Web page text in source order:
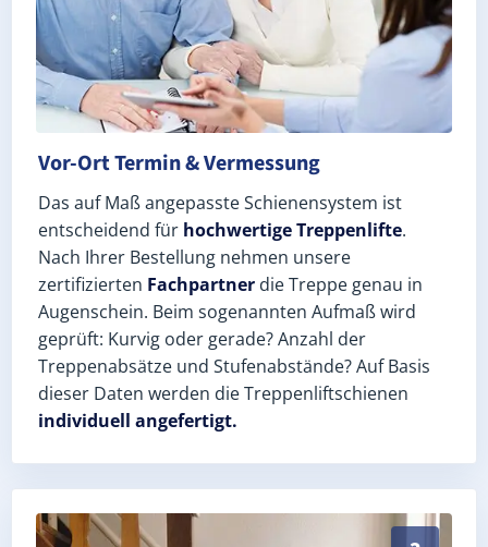
Vor-Ort Termin & Vermessung
Das auf Maß angepasste Schienensystem ist
entscheidend für hochwertige Treppenlifte.
Nach Ihrer Bestellung nehmen unsere
zertifizierten Fachpartner die Treppe genau in
Augenschein. Beim sogenannten Aufmaß wird
geprüft: Kurvig oder gerade? Anzahl der
Treppenabsätze und Stufenabstände? Auf Basis
dieser Daten werden die Treppenliftschienen
individuell angefertigt.
Schneller, sauberer Einbau durch zertifizierte